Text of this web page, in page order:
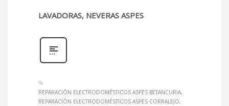
LAVADORAS, NEVERAS ASPES
REPARACIÓN ELECTRODOMÉSTICOS ASPES BETANCURIA
REPARACIÓN ELECTRODOMÉSTICOS ASPES CORRALEJO